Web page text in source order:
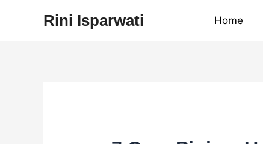
content
Rini Isparwati Home